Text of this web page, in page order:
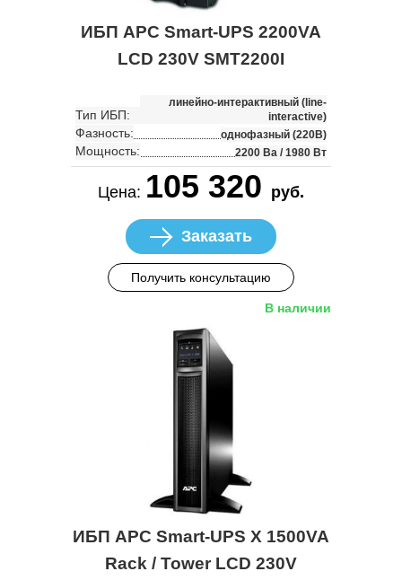
ИБП APC Smart-UPS 2200VA
LCD 230V SMT2200I
Тип ИБП:
линейно-интерактивный (line-
interactive)
Фазность: однофазный (220В)
Мощность: 2200 Ва / 1980 Вт
Цена: 105 320 руб.
Заказать
Получить консультацию
В наличии
ИБП APC Smart-UPS X 1500VA
Rack / Tower LCD 230V